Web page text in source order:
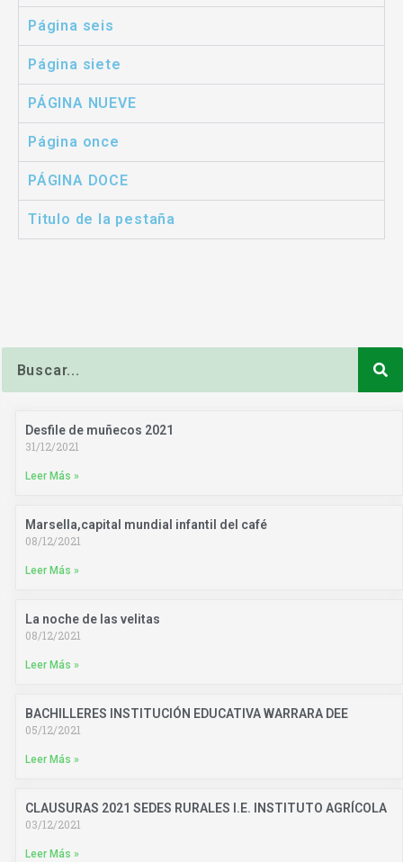
Página seis
Página siete
PÁGINA NUEVE
Página once
PÁGINA DOCE
Titulo de la pestaña
Desfile de muñecos 2021
31/12/2021
Leer Más »
Marsella,capital mundial infantil del café
08/12/2021
Leer Más »
La noche de las velitas
08/12/2021
Leer Más »
BACHILLERES INSTITUCIÓN EDUCATIVA WARRARA DEE
05/12/2021
Leer Más »
CLAUSURAS 2021 SEDES RURALES I.E. INSTITUTO AGRÍCOLA
03/12/2021
Leer Más »